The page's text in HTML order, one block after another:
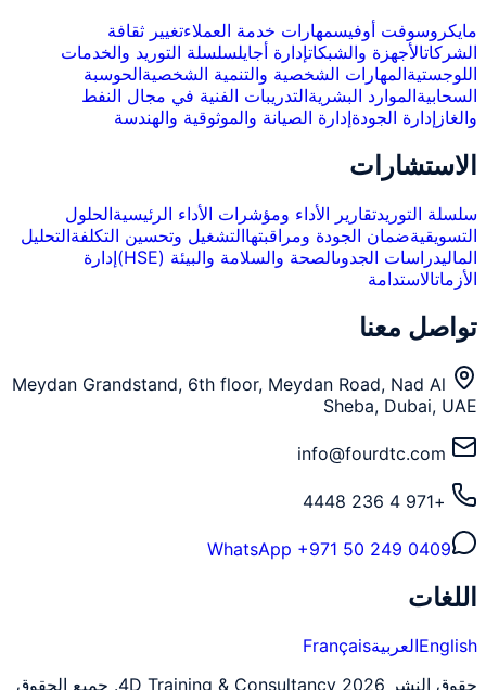
مايكروسوفت أوفيسمهارات خدمة العملاءتغيير ثقافة
الشركاتالأجهزة والشبكاتإدارة أجايلسلسلة التوريد والخدمات
اللوجستيةالمهارات الشخصية والتنمية الشخصيةالحوسبة
السحابيةالموارد البشريةالتدريبات الفنية في مجال النفط
والغاز إدارة الجودةإدارة الصيانة والموثوقية والهندسة
الاستشارات
سلسلة التوريدتقارير الأداء ومؤشرات الأداء الرئيسيةالحلول
التسويقيةضمان الجودة ومراقبتهاالتشغيل وتحسين التكلفةالتحليل
الماليدراسات الجدوىالصحة والسلامة والبيئة (HSE)
إدارة
الأزماتالاستدامة
تواصل معنا
Meydan Grandstand, 6th floor, Meydan Road, Nad Al
Sheba, Dubai, UAE
info@fourdtc.com
+971 4 236 4448
WhatsApp +971 50 249 0409
اللغات
EnglishالعربيةFrançais
حقوق النشر 2026 4D Training & Consultancy. جميع الحقوق